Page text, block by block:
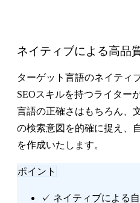
ネイティブによる高品
ターゲット言語のネイティ
SEOスキルを持つライター
言語の正確さはもちろん、
の検索意図を的確に捉え、
を作成いたします。
ポイント
✓ ネイティブによる